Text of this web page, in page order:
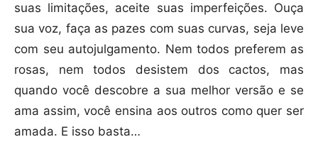
suas limitações, aceite suas imperfeições. Ouça
sua voz, faça as pazes com suas curvas, seja leve
com seu autojulgamento. Nem todos preferem as
rosas, nem todos desistem dos cactos, mas
quando você descobre a sua melhor versão e se
ama assim, você ensina aos outros como quer ser
amada. E isso basta…